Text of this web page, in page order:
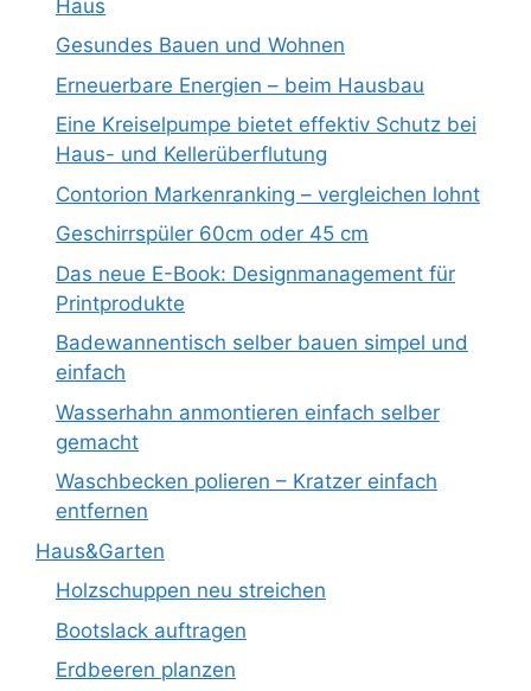
Haus
Gesundes Bauen und Wohnen
Erneuerbare Energien – beim Hausbau
Eine Kreiselpumpe bietet effektiv Schutz bei
Haus- und Kellerüberflutung
Contorion Markenranking – vergleichen lohnt
Geschirrspüler 60cm oder 45 cm
Das neue E-Book: Designmanagement für
Printprodukte
Badewannentisch selber bauen simpel und
einfach
Wasserhahn anmontieren einfach selber
gemacht
Waschbecken polieren – Kratzer einfach
entfernen
Haus&Garten
Holzschuppen neu streichen
Bootslack auftragen
Erdbeeren planzen